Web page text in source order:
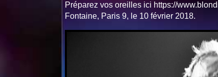
Préparez vos oreilles ici https://
Fontaine, Paris 9, le 10 février 2018.